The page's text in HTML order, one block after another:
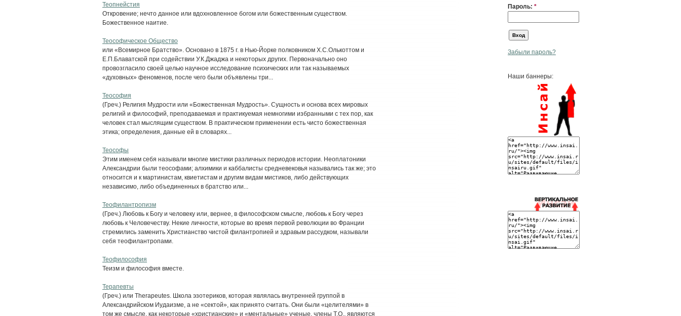
Пароль: *
Забыли пароль?
Наши баннеры:
Теопнейстия
Откровение; нечто данное или вдохновленное богом или божественным существом.
Божественное наитие.
Теософическое Общество
или «Всемирное Братство». Основано в 1875 г. в Нью-Йорке полковником Х.С.Олькоттом и
Е.П.Блаватской при содействии У.К.Джаджа и некоторых других. Первоначально оно
провозгласило своей целью научное исследование психических или так называемых
«духовных» феноменов, после чего были объявлены три...
Теософия
(Греч.) Религия Мудрости или «Божественная Мудрость». Сущность и основа всех мировых
религий и философий, преподаваемая и практикуемая немногими избранными с тех пор, как
человек стал мыслящим существом. В практическом применении есть чисто божественная
этика; определения, данные ей в словарях...
Теософы
Этим именем себя называли многие мистики различных периодов истории. Неоплатоники
Александрии были теософами; алхимики и каббалисты средневековья назывались так же; это
относится и к мартинистам, квиетистам и другим видам мистиков, либо действующих
независимо, либо объединенных в братство или...
Теофилантропизм
(Греч.) Любовь к Богу и человеку или, вернее, в философском смысле, любовь к Богу через
любовь к Человечеству. Некие личности, которые во время первой революции во Франции
стремились заменить Христианство чистой филантропией и здравым рассудком, называли
себя теофилантропами.
Теофилософия
Теизм и философия вместе.
Терапевты
(Греч.) или Therapeutes. Школа эзотериков, которая являлась внутренней группой в
Александрийском Иудаизме, а не «сектой», как принято считать. Они были «целителями» в
том же смысле, как некоторые «христианские» и «ментальные» ученые, члены Т.О., являются